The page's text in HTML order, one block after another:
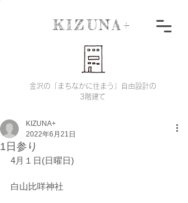
金沢の「まちなかに住まう」自由設計の
3階建て
KIZUNA+
1日参り
KIZUNA+
2022年6月21日
4月１日(日曜日)
白山比咩神社